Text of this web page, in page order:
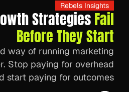
Rebels Insights
StrategiesFail
Before They Start
way of running marketing
Stop paying for overhead
start paying for outcomes.